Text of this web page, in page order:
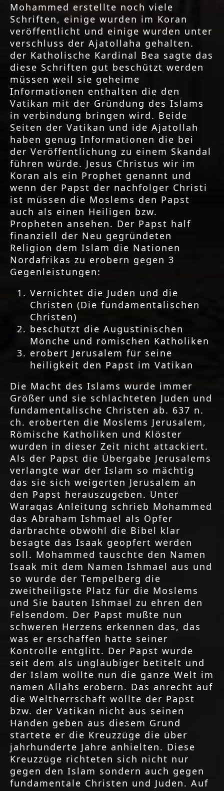
Mohammed erstellte noch viele
Schriften, einige wurden im Koran
veröffentlicht und einige wurden unter
verschluss der Ajatollaha gehalten.
der Katholische Kardinal Bea sagte das
diese Schriften gut beschützt werden
müssen weil sie geheime
Informationen enthalten die den
Vatikan mit der Gründung des Islams
in verbindung bringen wird. Beide
Seiten der Vatikan und ide Ajatollah
haben genug Informationen die bei
der Veröffentlichung zu einem Skandal
führen würde. Jesus Christus wir im
Koran als ein Prophet genannt und
wenn der Papst der nachfolger Christi
ist müssen die Moslems den Papst
auch als einen Heiligen bzw.
Propheten ansehen. Der Papst half
finanziell der Neu gegründeten
Religion dem Islam die Nationen
Nordafrikas zu erobern gegen 3
Gegenleistungen:
Vernichtet die Juden und die
Christen (Die fundamentalischen
Christen)
beschützt die Augustinischen
Mönche und römischen Katholiken
erobert Jerusalem für seine
heiligkeit den Papst im Vatikan
Die Macht des Islams wurde immer
Größer und sie schlachteten Juden und
fundamentalische Christen ab. 637 n.
ch. eroberten die Moslems Jerusalem,
Römische Katholiken und Klöster
wurden in dieser Zeit nicht attackiert.
Als der Papst die Übergabe Jerusalems
verlangte war der Islam so mächtig
das sie sich weigerten Jerusalem an
den Papst herauszugeben. Unter
Waraqas Anleitung schrieb Mohammed
das Abraham Ishmael als Opfer
darbrachte obwohl die Bibel klar
besagte das Isaak geopfert werden
soll. Mohammed tauschte den Namen
Isaak mit dem Namen Ishmael aus und
so wurde der Tempelberg die
zweitheiligste Platz für die Moslems
und Sie bauten Ishmael zu ehren den
Felsendom. Der Papst mußte nun
schweren Herzens erkennen das, das
was er erschaffen hatte seiner
Kontrolle entglitt. Der Papst wurde
seit dem als ungläubiger betitelt und
der Islam wollte nun die ganze Welt im
namen Allahs erobern. Das anrecht auf
die Weltherrschaft wollte der Papst
bzw. der Vatikan nicht aus seinen
Händen geben aus diesem Grund
startete er die Kreuzzüge die über
jahrhunderte Jahre anhielten. Diese
Kreuzzüge richteten sich nicht nur
gegen den Islam sondern auch gegen
fundamentale Christen und Juden. Auf